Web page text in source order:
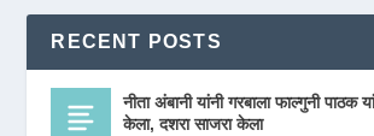
RECENT POSTS
नीता अंबानी यांनी गरबाला फाल्गुनी पाठक
केला, दशरा साजरा केला